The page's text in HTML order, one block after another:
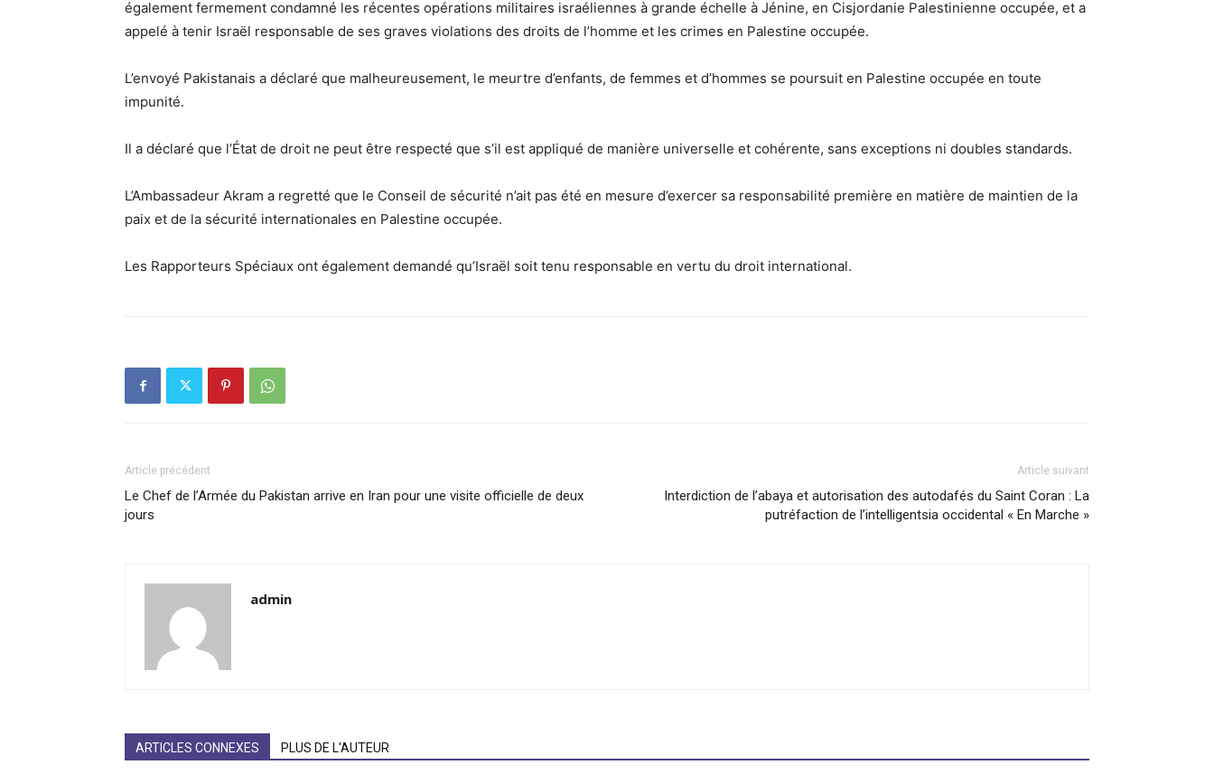
également fermement condamné les récentes opérations militaires israéliennes à grande échelle à Jénine, en Cisjordanie Palestinienne occupée, et a
appelé à tenir Israël responsable de ses graves violations des droits de l’homme et les crimes en Palestine occupée.
L’envoyé Pakistanais a déclaré que malheureusement, le meurtre d’enfants, de femmes et d’hommes se poursuit en Palestine occupée en toute
impunité.
Il a déclaré que l’État de droit ne peut être respecté que s’il est appliqué de manière universelle et cohérente, sans exceptions ni doubles standards.
L’Ambassadeur Akram a regretté que le Conseil de sécurité n’ait pas été en mesure d’exercer sa responsabilité première en matière de maintien de la
paix et de la sécurité internationales en Palestine occupée.
Les Rapporteurs Spéciaux ont également demandé qu’Israël soit tenu responsable en vertu du droit international.
Article précédent
Le Chef de l’Armée du Pakistan arrive en Iran pour une visite officielle de deux
jours
Article suivant
Interdiction de l’abaya et autorisation des autodafés du Saint Coran : La
putréfaction de l’intelligentsia occidental « En Marche »
admin
ARTICLES CONNEXES PLUS DE L'AUTEUR